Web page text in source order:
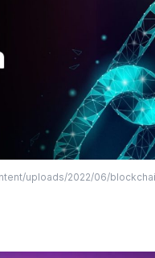
uploads/2022/06/